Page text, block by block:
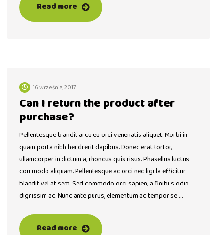
Read more
16 września, 2017
Can I return the product after
purchase?
Pellentesque blandit arcu eu orci venenatis aliquet. Morbi in
quam porta nibh hendrerit dapibus. Donec erat tortor,
ullamcorper in dictum a, rhoncus quis risus. Phasellus luctus
commodo aliquam. Pellentesque ac orci nec ligula efficitur
blandit vel at sem. Sed commodo orci sapien, a finibus odio
dignissim ac. Nunc ante purus, elementum ac tempor se …
Read more